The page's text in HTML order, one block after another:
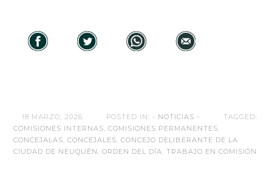
18 MARZO, 2026 POSTED IN: - NOTICIAS -
TAGGED:
COMISIONES INTERNAS,COMISIONES PERMANENTES,
CONCEJALAS,CONCEJALES,CONCEJO DELIBERANTE DE LA
CIUDAD DE NEUQUÉN ,ORDEN DEL DÍA,TRABAJO EN COMISIÓN